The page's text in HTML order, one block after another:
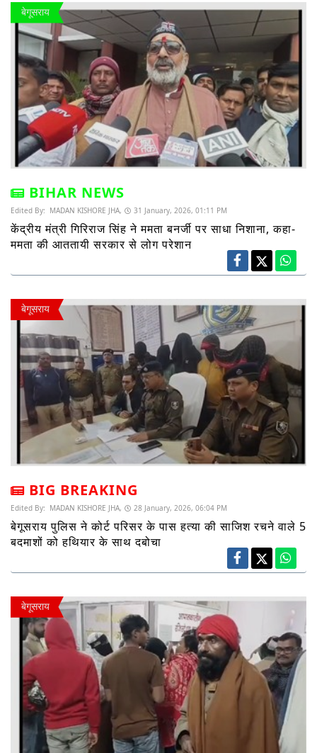
बेगूसराय
BIHAR NEWS
Edited By: MADAN KISHORE JHA, 31 January, 2026, 01:11 PM
केंद्रीय मंत्री गिरिराज सिंह ने ममता बनर्जी पर साधा निशाना, कहा-
ममता की आततायी सरकार से लोग परेशान
बेगूसराय
BIG BREAKING
Edited By: MADAN KISHORE JHA, 28 January, 2026, 06:04 PM
बेगूसराय पुलिस ने कोर्ट परिसर के पास हत्या की साजिश रचने वाले 5
बदमाशों को हथियार के साथ दबोचा
बेगूसराय